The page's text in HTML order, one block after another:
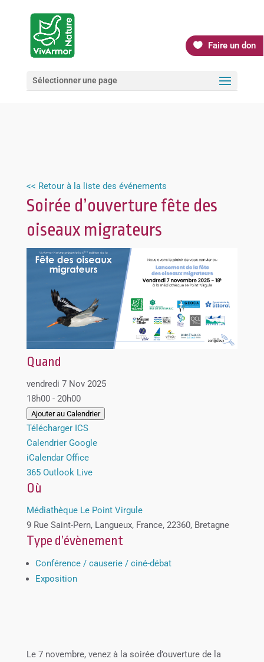
Faire un don
Sélectionner une page
<< Retour à la liste des événements
Soirée d’ouverture fête des
oiseaux migrateurs
Quand
vendredi 7 Nov 2025
18h00 - 20h00
Ajouter au Calendrier
Télécharger ICS
Calendrier Google
iCalendar Office
365 Outlook Live
Où
Médiathèque Le Point Virgule
9 Rue Saint-Pern, Langueux, France, 22360, Bretagne
Type d’évènement
Conférence / causerie / ciné-débat
Exposition
Le 7 novembre, venez à la soirée d’ouverture de la